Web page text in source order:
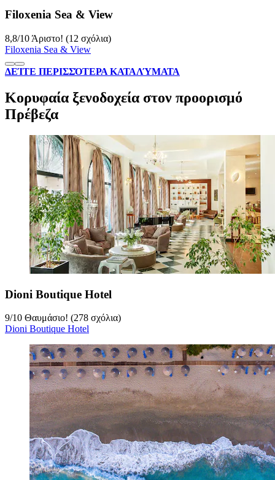
Filoxenia Sea & View
8,8/10 Άριστο! (12 σχόλια)
Filoxenia Sea & View
ΔΕΊΤΕ ΠΕΡΙΣΣΌΤΕΡΑ ΚΑΤΑΛΎΜΑΤΑ
Κορυφαία ξενοδοχεία στον προορισμό
Πρέβεζα
Dioni Boutique Hotel
9/10 Θαυμάσιο! (278 σχόλια)
Dioni Boutique Hotel